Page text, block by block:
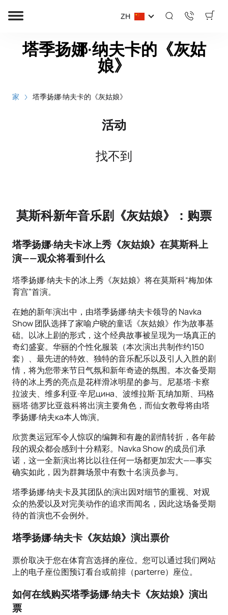
ZH
塔季扬娜·纳夫卡的《灰姑
娘》
家 塔季扬娜·纳夫卡的《灰姑娘》
活动
找不到
莫斯科新年音乐剧《灰姑娘》：购票
塔季扬娜·纳夫卡冰上秀《灰姑娘》在莫斯科上
演——观众将看到什么
塔季扬娜·纳夫卡的冰上秀《灰姑娘》将在莫斯科“梅加体
育宫”首演。
在她的新年演出中，由塔季扬娜·纳夫卡领导的 Navka
Show 团队选择了家喻户晓的童话《灰姑娘》作为故事基
础。以冰上剧的形式，这个经典故事被呈现为一场真正的
奇幻盛宴。华丽的个性化服装（本次演出共制作约150
套）、最先进的特效、独特的音乐配乐以及引人入胜的剧
情，将为您带来节日气氛和新年奇迹的氛围。本次备受期
待的冰上秀的亮点是花样滑冰明星的参与。尼基塔·卡察
拉波夫、维多利亚·辛尼цина、波维拉斯·瓦纳加斯、玛格
丽塔·德罗比亚兹科将出演主要角色，而仙女教母将由塔
季扬娜·纳夫ка本人饰演。
欣赏奥运冠军令人惊叹的编舞和有趣的剧情转折，各年龄
段的观众都会感到十分精彩。Navka Show 的成员们承
诺，这一全新演出将比以往任何一场都更加宏大——事实
确实如此，因为群舞场景中有数十名演员参与。
塔季扬娜·纳夫卡及其团队的演出因对细节的重视、对观
众的热爱以及对完美动作的追求而闻名，因此这场备受期
待的首演也不会例外。
塔季扬娜·纳夫卡《灰姑娘》演出票价
票价取决于您在体育宫选择的座位。您可以通过我们网站
上的电子座位图预订看台或前排（parterre）座位。
如何在线购买塔季扬娜·纳夫卡《灰姑娘》演出
票